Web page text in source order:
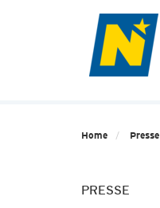
Home Presse
PRESSE